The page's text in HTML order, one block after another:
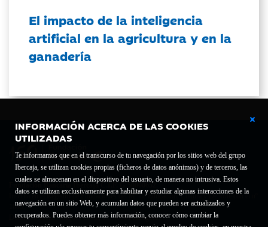
INFORMACIÓN ACERCA DE LAS COOKIES
UTILIZADAS
Te informamos que en el transcurso de tu navegación por los sitios web del grupo
Ibercaja, se utilizan cookies propias (ficheros de datos anónimos) y de terceros, las
cuales se almacenan en el dispositivo del usuario, de manera no intrusiva. Estos
datos se utilizan exclusivamente para habilitar y estudiar algunas interacciones de la
navegación en un sitio Web, y acumulan datos que pueden ser actualizados y
recuperados. Puedes obtener más información, conocer cómo cambiar la
El impacto de la inteligencia
artificial en la agricultura y en la
ganadería
Fundación Bancaria Ibercaja C.I.F. G-50000652.
Inscrita en el Registro de Fundaciones del Mº de Educación, Cultura y Deporte con el nº
1689.
Domicilio social: Joaquín Costa, 13. 50001 Zaragoza.